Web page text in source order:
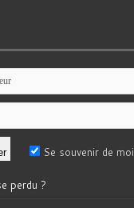
Se souvenir de moi
perdu ?